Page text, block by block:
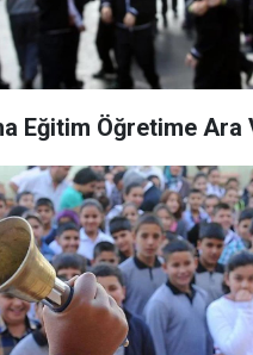
Eğitim Öğretime Ara